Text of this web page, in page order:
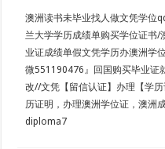
澳洲读书未毕业找人做文凭学位
兰大学学历成绩单购买学位证书
业证成绩单假文凭学历办澳洲学
微551190476』回国购买毕业证
改//文凭【留信认证】办理【学
历证明，办理澳洲学位证，澳洲
diploma7